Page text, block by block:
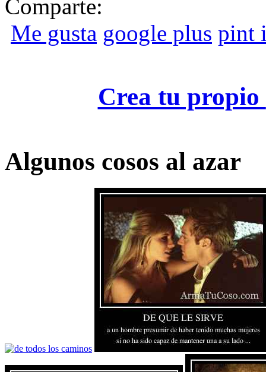
Comparte:
Me gusta google plus pint
Crea tu propio
Algunos cosos al azar